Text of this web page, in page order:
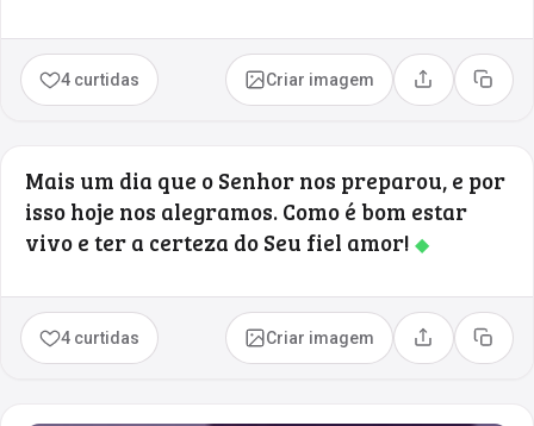
4 curtidas Criar imagem Compartilhar
Copiar
Mais um dia que o Senhor nos preparou, e por
isso hoje nos alegramos. Como é bom estar
vivo e ter a certeza do Seu fiel amor! ◆
4 curtidas Criar imagem Compartilhar
Copiar